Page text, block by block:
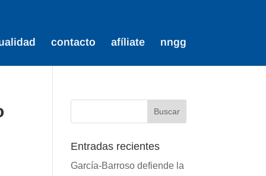
contacto afíliate nngg
Entradas recientes
García-Barroso defiende la